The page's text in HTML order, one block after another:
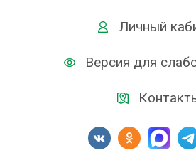
Личный
Версия для